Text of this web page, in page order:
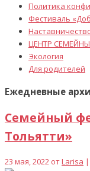
Политика
Фестиваль
ЦЕНТР
Экология
Для родителей
Ежедневные
Семейный
Тольятти»
23 мая, 2022 отLarisa